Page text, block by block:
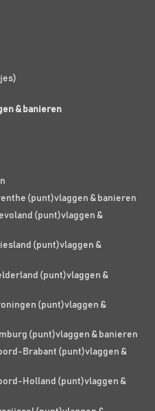
& banieren
(punt)vlaggen & banieren
(punt)vlaggen &
(punt)vlaggen &
(punt)vlaggen &
(punt)vlaggen &
(punt)vlaggen & banieren
Brabant (punt)vlaggen &
Holland (punt)vlaggen &